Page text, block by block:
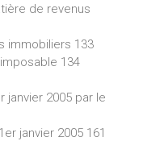
de revenus
immobiliers 133
134
janvier 2005 par le
janvier 2005 161